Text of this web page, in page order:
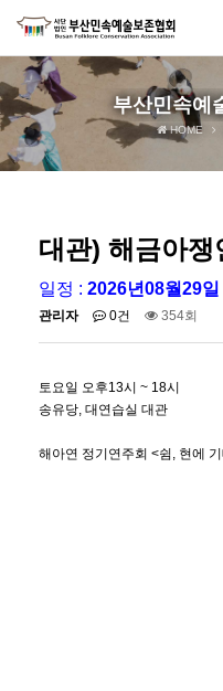
부산민속예
HOME
대관) 해금아쟁
일정 : 2026년08월29일
관리자 0건 354회
토요일 오후13시 ~ 18시
송유당, 대연습실 대관
해아연 정기연주회 <쉼, 현에